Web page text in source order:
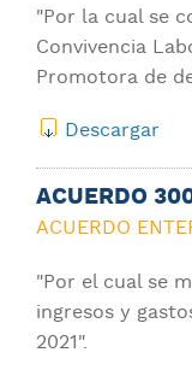
"Por la cual se
Convivencia
Promotora de
Descargar
ACUERDO
ACUERDO
"Por el cual se
ingresos y
2021".